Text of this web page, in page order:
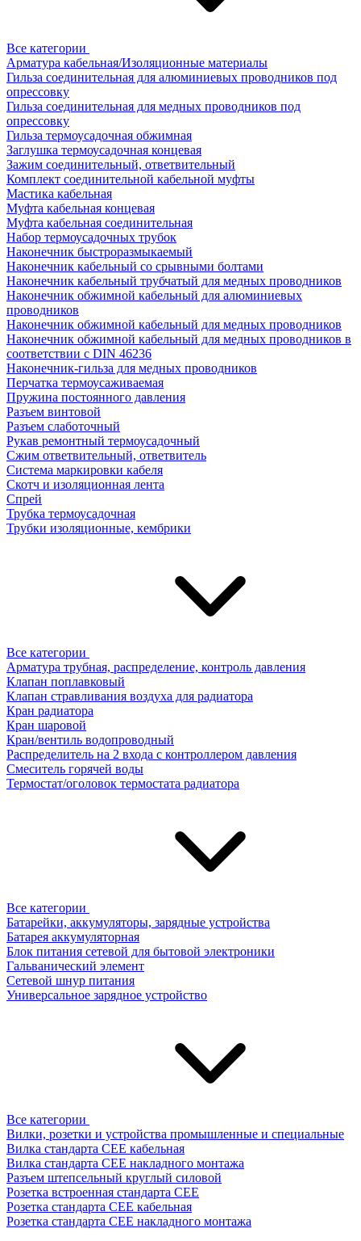
Все категории
Арматура кабельная/Изоляционные материалы
Гильза соединительная для алюминиевых проводников под
опрессовку
Гильза соединительная для медных проводников под
опрессовку
Гильза термоусадочная обжимная
Заглушка термоусадочная концевая
Зажим соединительный, ответвительный
Комплект соединительной кабельной муфты
Мастика кабельная
Муфта кабельная концевая
Муфта кабельная соединительная
Набор термоусадочных трубок
Наконечник быстроразмыкаемый
Наконечник кабельный со срывными болтами
Наконечник кабельный трубчатый для медных проводников
Наконечник обжимной кабельный для алюминиевых
проводников
Наконечник обжимной кабельный для медных проводников
Наконечник обжимной кабельный для медных проводников в
соответствии с DIN 46236
Наконечник-гильза для медных проводников
Перчатка термоусаживаемая
Пружина постоянного давления
Разъем винтовой
Разъем слаботочный
Рукав ремонтный термоусадочный
Сжим ответвительный, ответвитель
Система маркировки кабеля
Скотч и изоляционная лента
Спрей
Трубка термоусадочная
Трубки изоляционные, кембрики
Все категории
Арматура трубная, распределение, контроль давления
Клапан поплавковый
Клапан стравливания воздуха для радиатора
Кран радиатора
Кран шаровой
Кран/вентиль водопроводный
Распределитель на 2 входа с контроллером давления
Смеситель горячей воды
Термостат/оголовок термостата радиатора
Все категории
Батарейки, аккумуляторы, зарядные устройства
Батарея аккумуляторная
Блок питания сетевой для бытовой электроники
Гальванический элемент
Сетевой шнур питания
Универсальное зарядное устройство
Все категории
Вилки, розетки и устройства промышленные и специальные
Вилка стандарта CEE кабельная
Вилка стандарта CEE накладного монтажа
Разъем штепсельный круглый силовой
Розетка встроенная стандарта CEE
Розетка стандарта СЕЕ кабельная
Розетка стандарта СЕЕ накладного монтажа